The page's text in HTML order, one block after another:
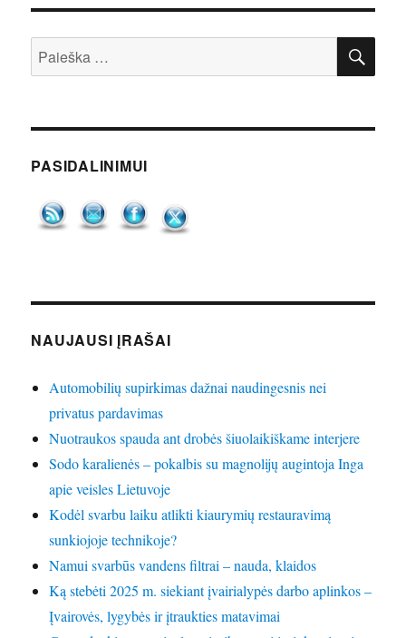
Ieškoti:
PASIDALINIMUI
NAUJAUSI ĮRAŠAI
Automobilių supirkimas dažnai naudingesnis nei
privatus pardavimas
Nuotraukos spauda ant drobės šiuolaikiškame interjere
Sodo karalienės – pokalbis su magnolijų augintoja Inga
apie veisles Lietuvoje
Kodėl svarbu laiku atlikti kiaurymių restauravimą
sunkiojoje technikoje?
Namui svarbūs vandens filtrai – nauda, klaidos
Ką stebėti 2025 m. siekiant įvairialypės darbo aplinkos –
Įvairovės, lygybės ir įtraukties matavimai